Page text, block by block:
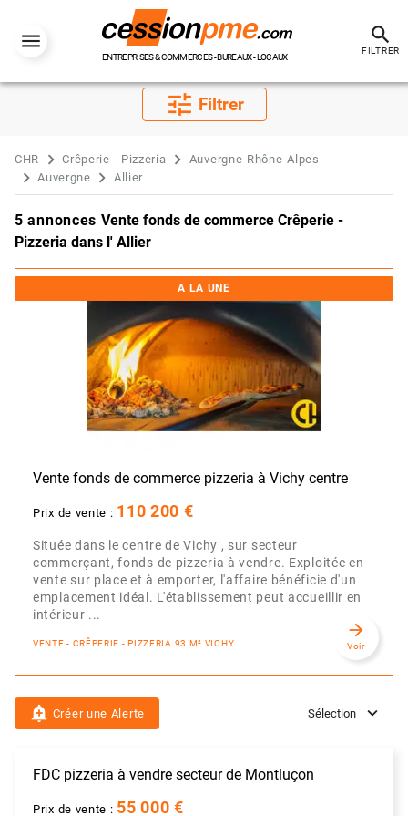
ENTREPRISES & COMMERCES - BUREAUX - LOCAUX
search
FILTRER
tune Filtrer
CHR Crêperie - Pizzeria
Auvergne-Rhône-Alpes
Auvergne
Allier
5 annonces Vente fonds de commerce Crêperie -
Pizzeria dans l' Allier
A LA UNE
Vente fonds de commerce pizzeria à Vichy centre
Prix de vente : 110 200 €
Située dans le centre de Vichy , sur secteur
commerçant, fonds de pizzeria à vendre. Exploitée en
vente sur place et à emporter, l'affaire bénéficie d'un
emplacement idéal. L'établissement peut accueillir en
intérieur ...
VENTE - CRÊPERIE - PIZZERIA 93 M² VICHY
arrow_forward
Voir
add_alert Créer une Alerte Sélection
FDC pizzeria à vendre secteur de Montluçon
Prix de vente : 55 000 €